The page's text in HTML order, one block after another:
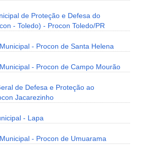
de Proteção e Defesa do
- Toledo) - Procon Toledo/PR
- Procon de Santa Helena
- Procon de Campo Mourão
de Defesa e Proteção ao
Jacarezinho
- Lapa
- Procon de Umuarama